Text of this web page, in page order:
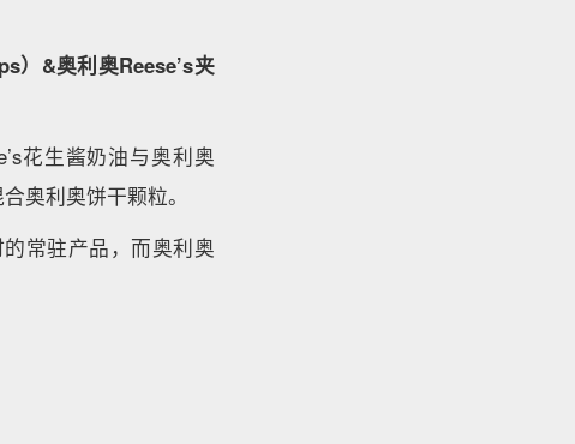
）&奥利奥Reese’s夹
花生酱奶油与奥利奥
奥利奥饼干颗粒。
常驻产品，而奥利奥